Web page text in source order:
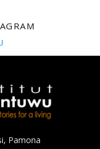
Pamona